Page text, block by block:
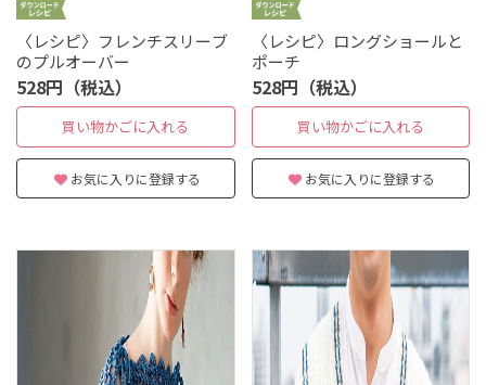
〈レシピ〉フレンチスリーブ
のプルオーバー
528円（税込）
買い物かごに入れる
お気に入りに登録する
〈レシピ〉ロングショールと
ポーチ
528円（税込）
買い物かごに入れる
お気に入りに登録する